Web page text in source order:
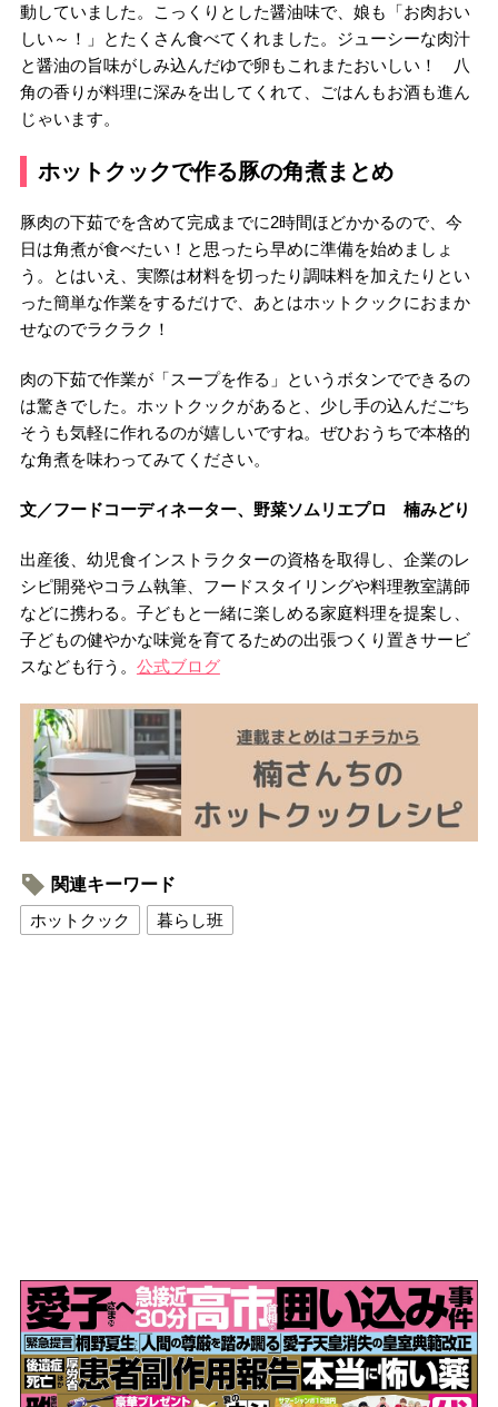
動していました。こっくりとした醤油味で、娘も「お肉おい
しい～！」とたくさん食べてくれました。ジューシーな肉汁
と醤油の旨味がしみ込んだゆで卵もこれまたおいしい！ 八
角の香りが料理に深みを出してくれて、ごはんもお酒も進ん
じゃいます。
ホットクックで作る豚の角煮まとめ
豚肉の下茹でを含めて完成までに2時間ほどかかるので、今
日は角煮が食べたい！と思ったら早めに準備を始めましょ
う。とはいえ、実際は材料を切ったり調味料を加えたりとい
った簡単な作業をするだけで、あとはホットクックにおまか
せなのでラクラク！
肉の下茹で作業が「スープを作る」というボタンでできるの
は驚きでした。ホットクックがあると、少し手の込んだごち
そうも気軽に作れるのが嬉しいですね。ぜひおうちで本格的
な角煮を味わってみてください。
文／フードコーディネーター、野菜ソムリエプロ 楠みどり
出産後、幼児食インストラクターの資格を取得し、企業のレ
シピ開発やコラム執筆、フードスタイリングや料理教室講師
などに携わる。子どもと一緒に楽しめる家庭料理を提案し、
子どもの健やかな味覚を育てるための出張つくり置きサービ
スなども行う。 公式ブログ
関連キーワード
ホットクック
暮らし班